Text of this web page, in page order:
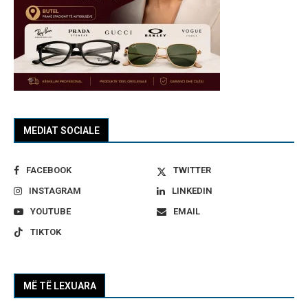
MEDIAT SOCIALE
FACEBOOK
TWITTER
INSTAGRAM
LINKEDIN
YOUTUBE
EMAIL
TIKTOK
MË TË LEXUARA